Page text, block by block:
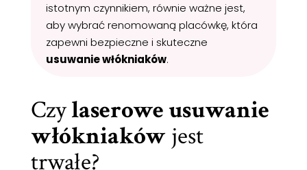
istotnym czynnikiem, równie ważne jest,
aby wybrać renomowaną placówkę, która
zapewni bezpieczne i skuteczne
usuwanie włókniaków.
Czylaserowe usuwanie
włókniakówjest
trwałe?